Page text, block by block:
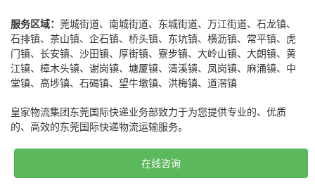
服务区域： 莞城街道、南城街道、东城街道、万江街道、石龙镇、
石排镇、茶山镇、企石镇、桥头镇、东坑镇、横沥镇、常平镇、虎
门镇、长安镇、沙田镇、厚街镇、寮步镇、大岭山镇、大朗镇、黄
江镇、樟木头镇、谢岗镇、塘厦镇、清溪镇、凤岗镇、麻涌镇、中
堂镇、高埗镇、石碣镇、望牛墩镇、洪梅镇、道滘镇
皇家物流集团东莞国际快递业务部致力于为您提供专业的、优质
的、高效的东莞国际快递物流运输服务。
在线咨询